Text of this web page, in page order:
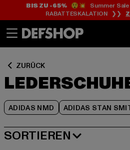
Zum
Zum
BIS ZU -65%😲💥 Summer
RABATTESKALATION ❯❯
ZURÜCK
ADIDAS NMD ADIDAS STAN
Zum
SORTIEREN
BELIEBTESTE